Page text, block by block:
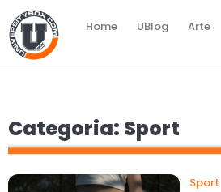
Home UBlog Arte
Categoria: Sport
Sport